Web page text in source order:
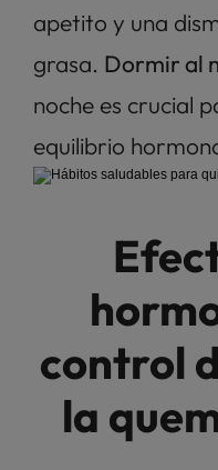
apetito y una
grasa. Dormir al
noche es crucial
equilibrio
control
la